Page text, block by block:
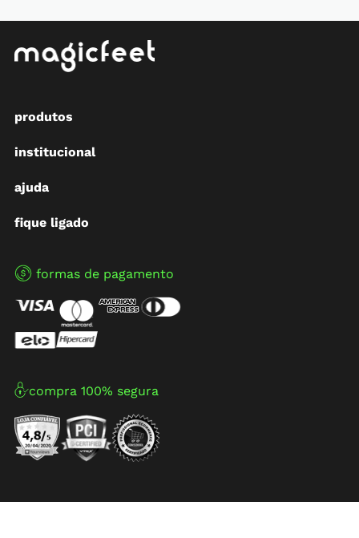
produtos
institucional
ajuda
fique ligado
formas de pagamento
compra 100% segura